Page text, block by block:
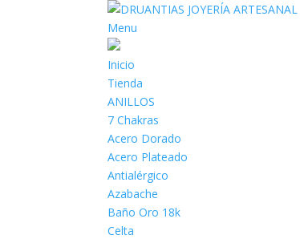
Menu
Inicio
Tienda
ANILLOS
7 Chakras
Acero Dorado
Acero Plateado
Antialérgico
Azabache
Baño Oro 18k
Celta